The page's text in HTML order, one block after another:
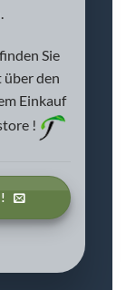
, finden Sie
den
Einkauf
!